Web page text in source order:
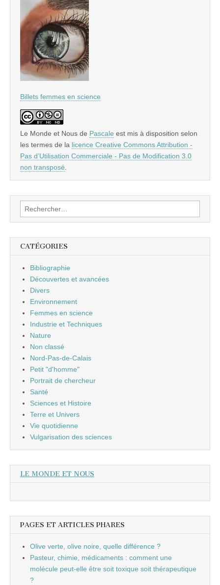
Billets femmes en science
Le Monde et Nous de Pascale est mis à disposition selon
les termes de la licence Creative Commons Attribution -
Pas d’Utilisation Commerciale - Pas de Modification 3.0
non transposé
Rechercher :
CATÉGORIES
Bibliographie
Découvertes et avancées
Divers
Environnement
Femmes en science
Industrie et Techniques
Nature
Non classé
Nord-Pas-de-Calais
Petit "d'homme"
Portrait de chercheur
Santé
Sciences et Histoire
Terre et Univers
Vie quotidienne
Vulgarisation des sciences
LE MONDE ET NOUS
PAGES ET ARTICLES PHARES
Olive verte, olive noire, quelle différence ?
Pasteur, chimie, médicaments : comment une
molécule peut-elle être soit toxique soit thérapeutique
?